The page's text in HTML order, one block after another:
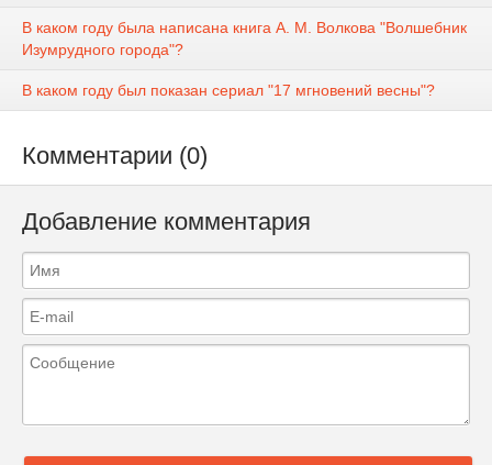
В каком году была написана книга А. М. Волкова "Волшебник
Изумрудного города"?
В каком году был показан сериал "17 мгновений весны"?
Комментарии (0)
Добавление комментария